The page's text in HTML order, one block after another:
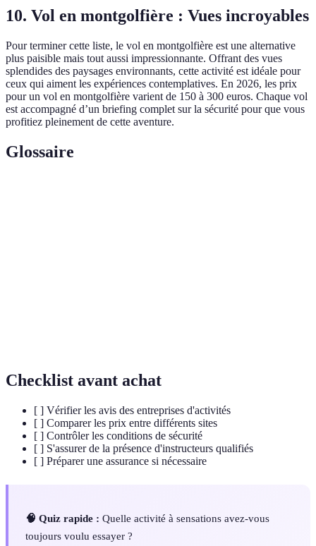
10. Vol en montgolfière : Vues incroyables
Pour terminer cette liste, le vol en montgolfière est une alternative
plus paisible mais tout aussi impressionnante. Offrant des vues
splendides des paysages environnants, cette activité est idéale pour
ceux qui aiment les expériences contemplatives. En 2026, les prix
pour un vol en montgolfière varient de 150 à 300 euros. Chaque vol
est accompagné d’un briefing complet sur la sécurité pour que vous
profitiez pleinement de cette aventure.
Glossaire
Checklist avant achat
[ ] Vérifier les avis des entreprises d'activités
[ ] Comparer les prix entre différents sites
[ ] Contrôler les conditions de sécurité
[ ] S'assurer de la présence d'instructeurs qualifiés
[ ] Préparer une assurance si nécessaire
🧠 Quiz rapide : Quelle activité à sensations avez-vous
toujours voulu essayer ?